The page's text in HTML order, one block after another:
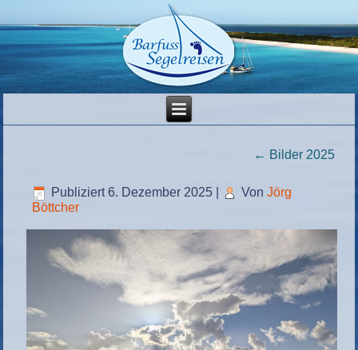
← Bilder 2025
Publiziert 6. Dezember 2025 Von Jörg
Böttcher